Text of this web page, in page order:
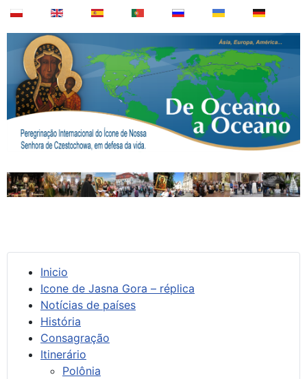
Inicio
Icone de Jasna Gora – réplica
Notícias de países
História
Consagração
Itinerário
Polônia